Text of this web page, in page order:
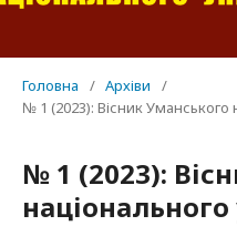
Головна / Архіви
/
№ 1 (2023): Вісник Уманського
№ 1 (2023):